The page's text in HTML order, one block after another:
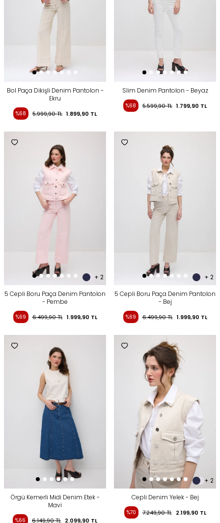
Bol Paça Dikişli Denim Pantolon -
Ekru
%68 5.999,90TL 1.899,90 TL
Slim Denim Pantolon - Beyaz
%68 5.599,90TL 1.799,90 TL
+ 2
5 Cepli Boru Paça Denim Pantolon
- Pembe
%69 6.499,90TL 1.999,90 TL
+ 2
5 Cepli Boru Paça Denim Pantolon
- Bej
%69 6.499,90TL 1.999,90 TL
Örgü Kemerli Midi Denim Etek -
Mavi
%66 6.149,90TL 2.099,90 TL
+ 2
Cepli Denim Yelek - Bej
%70 7.249,90TL 2.199,90 TL